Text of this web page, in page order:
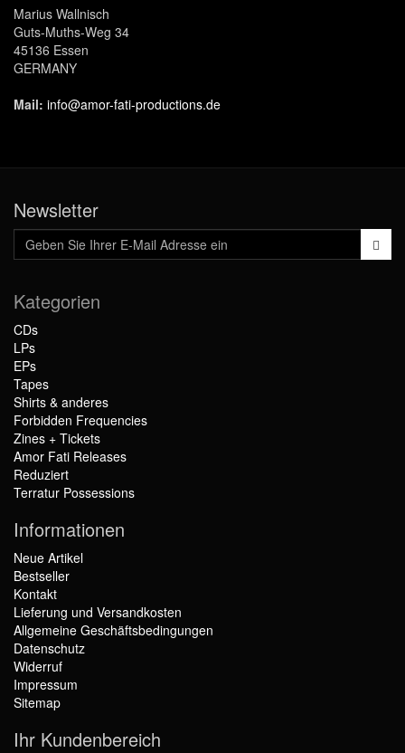
Marius Wallnisch
Guts-Muths-Weg 34
45136 Essen
GERMANY
Mail: info@amor-fati-productions.de
Newsletter
Kategorien
CDs
LPs
EPs
Tapes
Shirts & anderes
Forbidden Frequencies
Zines + Tickets
Amor Fati Releases
Reduziert
Terratur Possessions
Informationen
Neue Artikel
Bestseller
Kontakt
Lieferung und Versandkosten
Allgemeine Geschäftsbedingungen
Datenschutz
Widerruf
Impressum
Sitemap
Ihr Kundenbereich